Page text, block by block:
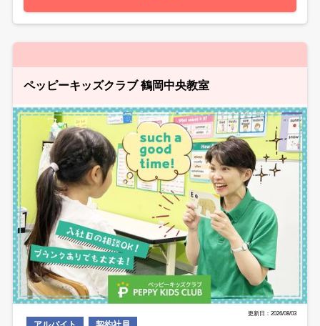
ペッピーキッズクラブ 鶴岡中央教室
更新日：2026/08/03